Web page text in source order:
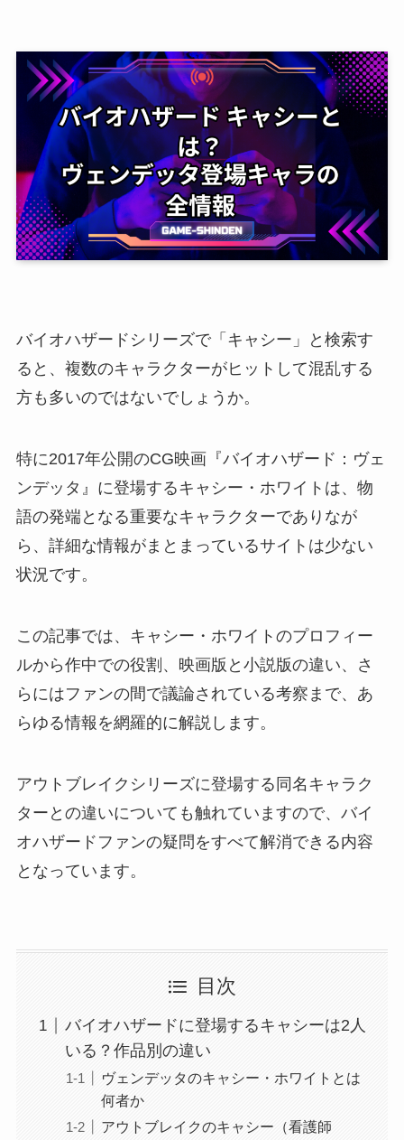
バイオハザードシリーズで「キャシー」と検索す
ると、複数のキャラクターがヒットして混乱する
方も多いのではないでしょうか。
特に2017年公開のCG映画『バイオハザード：ヴェ
ンデッタ』に登場するキャシー・ホワイトは、物
語の発端となる重要なキャラクターでありなが
ら、詳細な情報がまとまっているサイトは少ない
状況です。
この記事では、キャシー・ホワイトのプロフィー
ルから作中での役割、映画版と小説版の違い、さ
らにはファンの間で議論されている考察まで、あ
らゆる情報を網羅的に解説します。
アウトブレイクシリーズに登場する同名キャラク
ターとの違いについても触れていますので、バイ
オハザードファンの疑問をすべて解消できる内容
となっています。
目次
バイオハザードに登場するキャシーは2人
いる？作品別の違い
ヴェンデッタのキャシー・ホワイトとは
何者か
アウトブレイクのキャシー（看護師